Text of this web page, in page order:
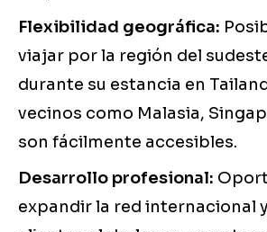
Flexibilidad geográfica:
viajar por la región del
durante su estancia en
vecinos como Malasia,
son fácilmente accesibles.
Desarrollo profesional:
expandir la red internacional